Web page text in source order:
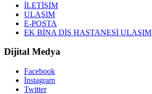
İLETİŞİM
ULAŞIM
E-POSTA
EK BİNA DİŞ HASTANESİ ULAŞIM
Dijital Medya
Facebook
İnstagram
Twitter